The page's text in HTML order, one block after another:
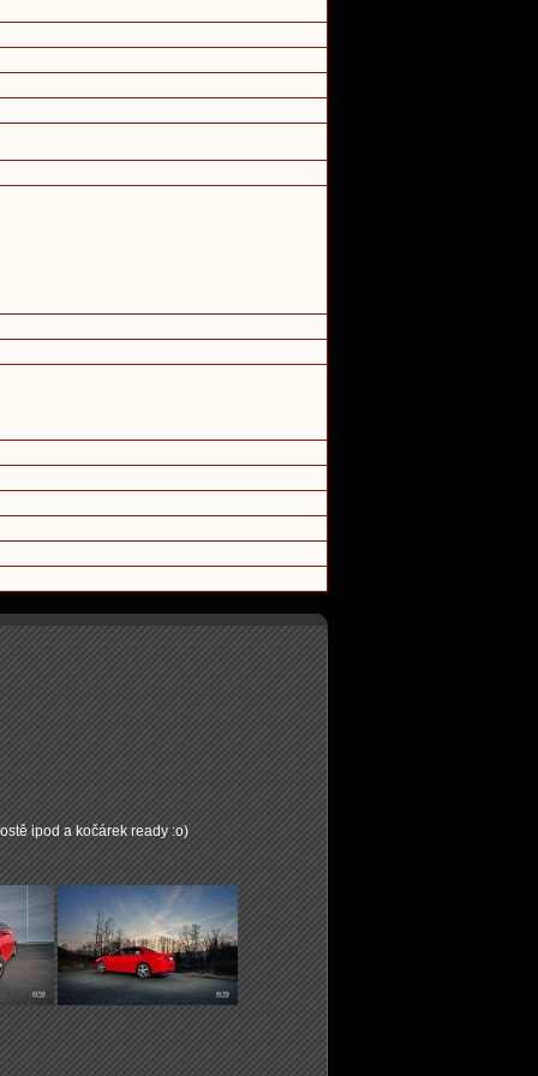
ipod a kočárek ready :o)